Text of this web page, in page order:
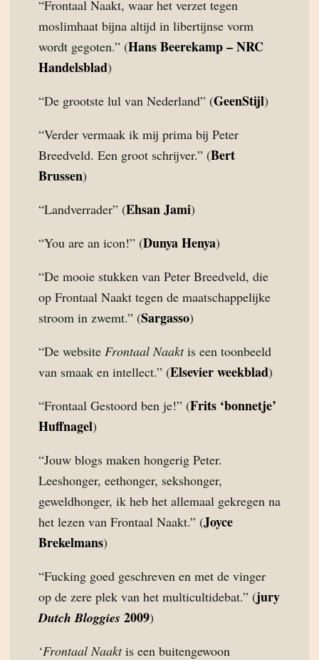
“Frontaal Naakt, waar het verzet tegen
moslimhaat bijna altijd in libertijnse vorm
wordt gegoten.” (Hans Beerekamp – NRC
Handelsblad)
“De grootste lul van Nederland” (GeenStijl)
“Verder vermaak ik mij prima bij Peter
Breedveld. Een groot schrijver.” (Bert
Brussen)
“Landverrader” (Ehsan Jami)
“You are an icon!” (Dunya Henya)
“De mooie stukken van Peter Breedveld, die
op Frontaal Naakt tegen de maatschappelijke
stroom in zwemt.” (Sargasso)
“De website Frontaal Naaktis een toonbeeld
van smaak en intellect.” (Elsevier weekblad)
“Frontaal Gestoord ben je!” (Frits ‘bonnetje’
Huffnagel)
“Jouw blogs maken hongerig Peter.
Leeshonger, eethonger, sekshonger,
geweldhonger, ik heb het allemaal gekregen na
het lezen van Frontaal Naakt.” (Joyce
Brekelmans)
“Fucking goed geschreven en met de vinger
op de zere plek van het multicultidebat.” (jury
Dutch Bloggies 2009)
‘Frontaal Naaktis een buitengewoon